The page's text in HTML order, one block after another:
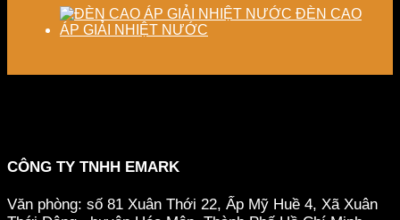
ĐÈN CAO
ÁP GIẢI NHIỆT NƯỚC
CÔNG TY TNHH EMARK
Văn phòng: số 81 Xuân Thới 22, Ấp Mỹ Huề 4, Xã Xuân